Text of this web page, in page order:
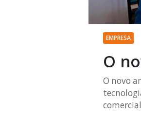
EMPRESA
O
O novo